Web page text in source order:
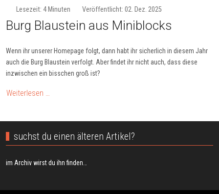
Lesezeit: 4 Minuten Veröffentlicht: 02. Dez. 2025
Burg Blaustein aus Miniblocks
Wenn ihr unserer Homepage folgt, dann habt ihr sicherlich in diesem Jahr
auch die Burg Blaustein verfolgt. Aber findet ihr nicht auch, dass diese
inzwischen ein bisschen groß ist?
Weiterlesen …
suchst du einen älteren Artikel?
im Archiv wirst du ihn finden…